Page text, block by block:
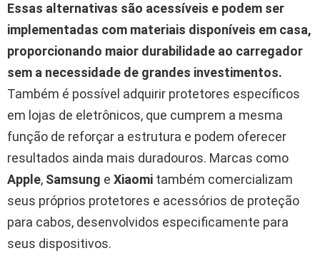
Essas alternativas são acessíveis e podem ser
implementadas com materiais disponíveis em casa,
proporcionando maior durabilidade ao carregador
sem a necessidade de grandes investimentos.
Também é possível adquirir protetores específicos
em lojas de eletrônicos, que cumprem a mesma
função de reforçar a estrutura e podem oferecer
resultados ainda mais duradouros. Marcas como
Apple, Samsung e Xiaomi também comercializam
seus próprios protetores e acessórios de proteção
para cabos, desenvolvidos especificamente para
seus dispositivos.